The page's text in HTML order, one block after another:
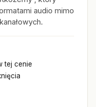
audio mimo
tej cenie